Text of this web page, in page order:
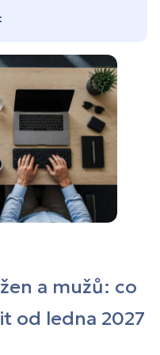
a mužů: co
od ledna 2027